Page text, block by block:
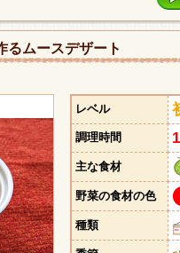
るムースデザート
レベル
調理時間
主な食材
野菜の食材の色
種類